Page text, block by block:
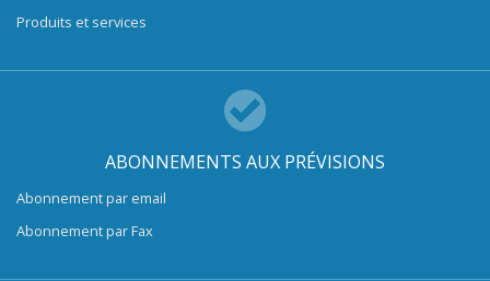
Produits et services
ABONNEMENTS AUX PRÉVISIONS
Abonnement par email
Abonnement par Fax